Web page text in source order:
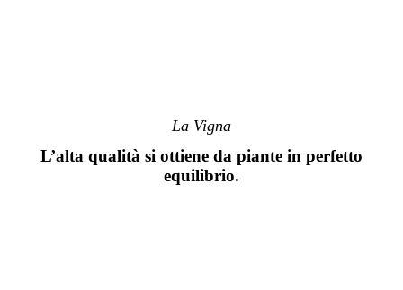
La Vigna
L’alta qualità si ottiene da piante in perfetto
equilibrio.